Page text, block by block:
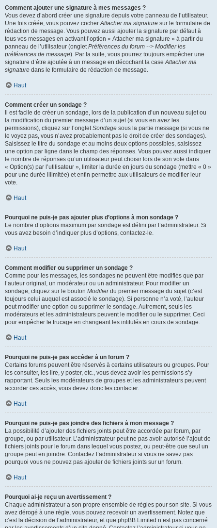
Comment ajouter une signature à mes messages ?
Vous devez d’abord créer une signature depuis votre panneau de l’utilisateur.
Une fois créée, vous pouvez cocherAttacher ma signature sur le formulaire de
rédaction de message. Vous pouvez aussi ajouter la signature par défaut à
tous vos messages en activant l’option « Attacher ma signature » à partir du
panneau de l’utilisateur (ongletPréférences du forum --> Modifier les
préférences de message). Par la suite, vous pourrez toujours empêcher une
signature d’être ajoutée à un message en décochant la caseAttacher ma
signature dans le formulaire de rédaction de message.
Haut
Comment créer un sondage ?
Il est facile de créer un sondage, lors de la publication d’un nouveau sujet ou
la modification du premier message d’un sujet (si vous en avez les
permissions), cliquez sur l’ongletSondage sous la partie message (si vous ne
le voyez pas, vous n’avez probablement pas le droit de créer des sondages).
Saisissez le titre du sondage et au moins deux options possibles, saisissez
une option par ligne dans le champ des réponses. Vous pouvez aussi indiquer
le nombre de réponses qu’un utilisateur peut choisir lors de son vote dans
« Option(s) par l’utilisateur », limiter la durée en jours du sondage (mettre « 0 »
pour une durée illimitée) et enfin permettre aux utilisateurs de modifier leur
vote.
Haut
Pourquoi ne puis-je pas ajouter plus d’options à mon sondage ?
Le nombre d’options maximum par sondage est défini par l’administrateur. Si
vous avez besoin d’indiquer plus d’options, contactez-le.
Haut
Comment modifier ou supprimer un sondage ?
Comme pour les messages, les sondages ne peuvent être modifiés que par
l’auteur original, un modérateur ou un administrateur. Pour modifier un
sondage, cliquez sur le bouton Modifierdu premier message du sujet (c’est
toujours celui auquel est associé le sondage). Si personne n’a voté, l’auteur
peut modifier une option ou supprimer le sondage. Autrement, seuls les
modérateurs et les administrateurs peuvent le modifier ou le supprimer. Ceci
pour empêcher le trucage en changeant les intitulés en cours de sondage.
Haut
Pourquoi ne puis-je pas accéder à un forum ?
Certains forums peuvent être réservés à certains utilisateurs ou groupes. Pour
les consulter, les lire, y poster, etc., vous devez avoir les permissions s’y
rapportant. Seuls les modérateurs de groupes et les administrateurs peuvent
accorder ces accès, vous devez donc les contacter.
Haut
Pourquoi ne puis-je pas joindre des fichiers à mon message ?
La possibilité d’ajouter des fichiers joints peut être accordée par forum, par
groupe, ou par utilisateur. L’administrateur peut ne pas avoir autorisé l’ajout de
fichiers joints pour le forum dans lequel vous postez, ou peut-être que seul un
groupe peut en joindre. Contactez l’administrateur si vous ne savez pas
pourquoi vous ne pouvez pas ajouter de fichiers joints sur un forum.
Haut
Pourquoi ai-je reçu un avertissement ?
Chaque administrateur a son propre ensemble de règles pour son site. Si vous
avez dérogé à une règle, vous pouvez recevoir un avertissement. Notez que
c’est la décision de l’administrateur, et que phpBB Limited n’est pas concerné